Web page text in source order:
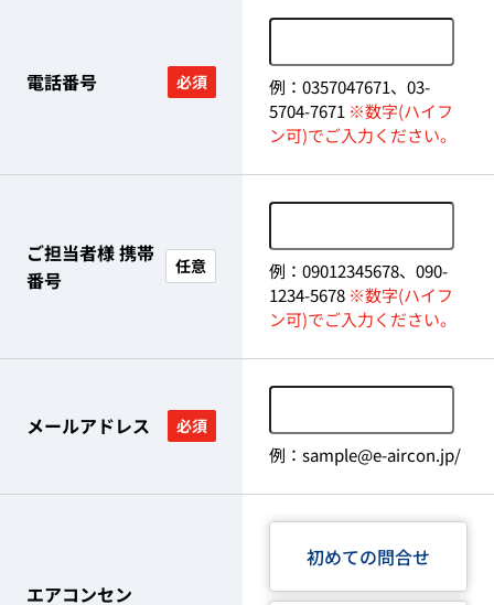
電話番号 必須
例：0357047671、03-
5704-7671 ※数字(ハイフ
ン可)でご入力ください。
ご担当者様 携帯
番号
任意
例：09012345678、090-
1234-5678 ※数字(ハイフ
ン可)でご入力ください。
メールアドレス 必須
例：sample@e-aircon.jp/
エアコンセン
初めての問合せ